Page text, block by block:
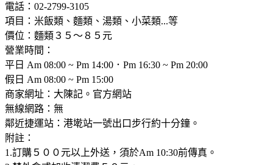
電話：02-2799-3105
項目：米飯類、麵類、湯類、小菜類...等
價位：麵類３５～８５元
營業時間：
平日 Am 08:00 ~ Pm 14:00．Pm 16:30 ~ Pm 20:00
假日 Am 08:00 ~ Pm 15:00
商家網址：大陳記。官方網站
無線網路：無
鄰近捷運站：港墘站一號出口步行約十分鐘。
附註：
1.訂購５００元以上外送，須於Am 10:30前傳真。